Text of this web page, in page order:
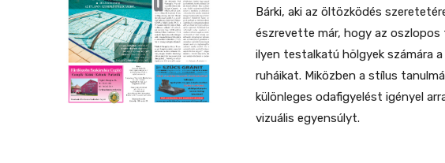
Bárki, aki az öltözködés
észrevette már, hogy az
ilyen testalkatú hölgyek számára
ruháikat. Miközben a stílus
különleges odafigyelést igényel
vizuális egyensúlyt.